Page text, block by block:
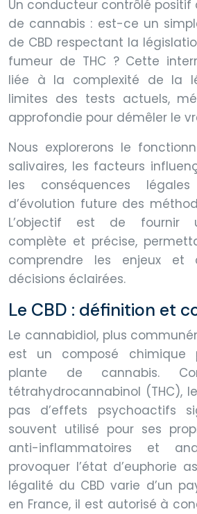
Un conducteur contrôlé positif
de cannabis : est-ce un
de CBD respectant la
fumeur de THC ? Cette
liée à la complexité de la
limites des tests actuels,
approfondie pour démêler le
Nous explorerons le
salivaires, les facteurs
les conséquences
d’évolution future des
L’objectif est de fournir
complète et précise,
comprendre les enjeux et
décisions éclairées.
Le CBD : définition et
Le cannabidiol, plus
est un composé chimique
plante de cannabis.
tétrahydrocannabinol (THC),
pas d’effets psychoactifs
souvent utilisé pour ses
anti-inflammatoires et
provoquer l’état d’euphorie
légalité du CBD varie d’un
en France, il est autorisé à